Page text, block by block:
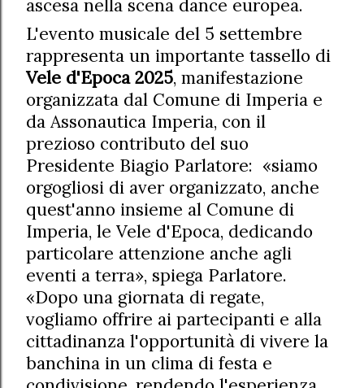
ascesa nella scena dance europea.
L'evento musicale del 5 settembre
rappresenta un importante tassello di
Vele d'Epoca 2025, manifestazione
organizzata dal Comune di Imperia e
da Assonautica Imperia, con il
prezioso contributo del suo
Presidente Biagio Parlatore: «siamo
orgogliosi di aver organizzato, anche
quest'anno insieme al Comune di
Imperia, le Vele d'Epoca, dedicando
particolare attenzione anche agli
eventi a terra», spiega Parlatore.
«Dopo una giornata di regate,
vogliamo offrire ai partecipanti e alla
cittadinanza l'opportunità di vivere la
banchina in un clima di festa e